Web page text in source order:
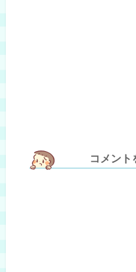
コメント